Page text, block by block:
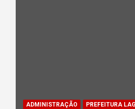
ADMINISTRAÇÃO PREFEITURA